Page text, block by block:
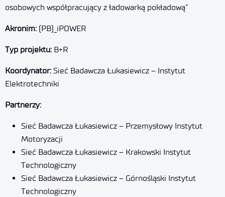
osobowych współpracujący z ładowarką pokładową”
Akronim: (PB)_iPOWER
Typ projektu: B+R
Koordynator: Sieć Badawcza Łukasiewicz – Instytut
Elektrotechniki
Partnerzy:
Sieć Badawcza Łukasiewicz – Przemysłowy Instytut
Motoryzacji
Sieć Badawcza Łukasiewicz – Krakowski Instytut
Technologiczny
Sieć Badawcza Łukasiewicz – Górnośląski Instytut
Technologiczny